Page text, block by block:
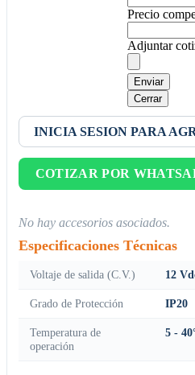
Precio
Adjuntar
Enviar
Cerrar
INICIA SESION PARA
COTIZAR POR
No hay accesorios asociados.
Especificaciones Técnicas
Voltaje de salida (C.V.) 12
Grado de Protección IP20
Temperatura de
operación
5 -